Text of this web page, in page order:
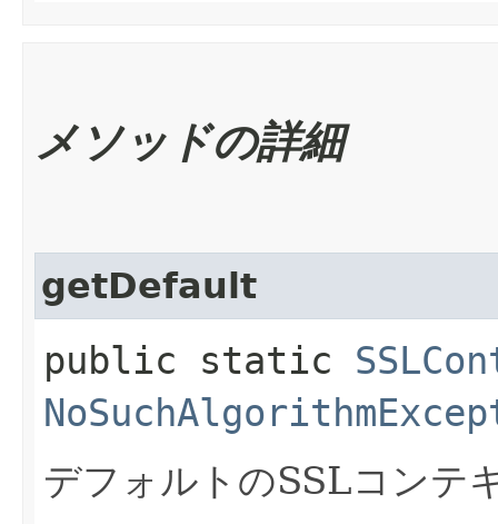
メソッドの詳細
getDefault
public static
デフォルトのSSLコンテ